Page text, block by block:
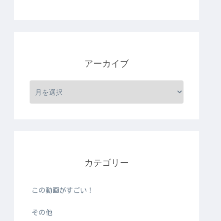
アーカイブ
カテゴリー
この動画がすごい！
その他